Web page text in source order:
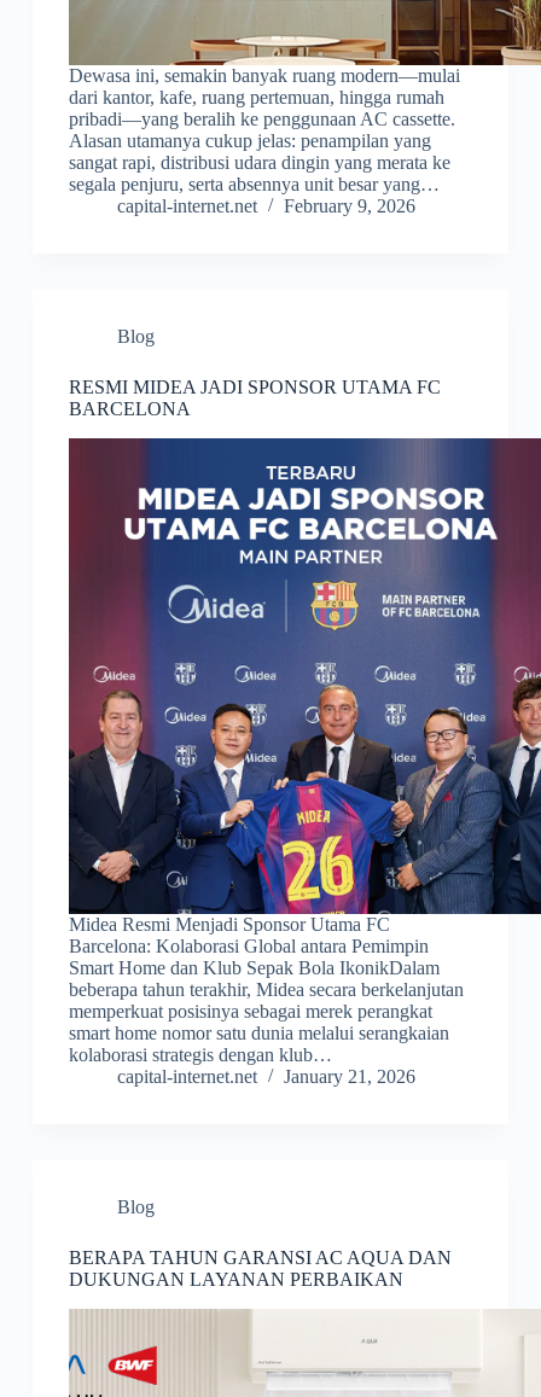
Dewasa ini, semakin banyak ruang modern—mulai
dari kantor, kafe, ruang pertemuan, hingga rumah
pribadi—yang beralih ke penggunaan AC cassette.
Alasan utamanya cukup jelas: penampilan yang
sangat rapi, distribusi udara dingin yang merata ke
segala penjuru, serta absennya unit besar yang…
capital-internet.net
February 9, 2026
Blog
RESMI MIDEA JADI SPONSOR UTAMA FC
BARCELONA
Midea Resmi Menjadi Sponsor Utama FC
Barcelona: Kolaborasi Global antara Pemimpin
Smart Home dan Klub Sepak Bola IkonikDalam
beberapa tahun terakhir, Midea secara berkelanjutan
memperkuat posisinya sebagai merek perangkat
smart home nomor satu dunia melalui serangkaian
kolaborasi strategis dengan klub…
capital-internet.net
January 21, 2026
Blog
BERAPA TAHUN GARANSI AC AQUA DAN
DUKUNGAN LAYANAN PERBAIKAN